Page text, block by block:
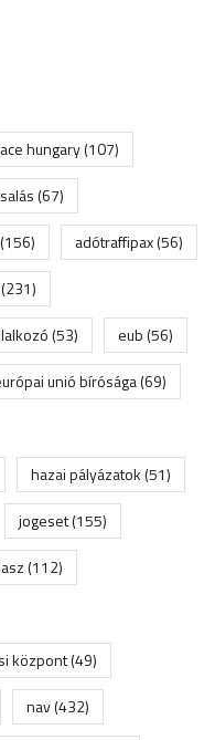
hungary(107)
(67)
(156) adótraffipax(56)
(231)
(53) eub(56)
unió bírósága(69)
hazai pályázatok(51)
jogeset(155)
(112)
központ(49)
nav(432)